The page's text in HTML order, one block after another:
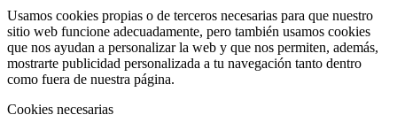
Usamos cookies propias o de terceros necesarias para que nuestro
sitio web funcione adecuadamente, pero también usamos cookies
que nos ayudan a personalizar la web y que nos permiten, además,
mostrarte publicidad personalizada a tu navegación tanto dentro
como fuera de nuestra página.
Cookies necesarias